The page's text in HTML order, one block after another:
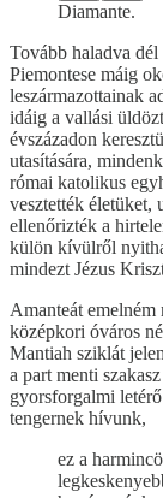
Diamante.
Tovább haladva
Piemontese máig
leszármazottainak
idáig a vallási
évszázadon
utasítására,
római katolikus
vesztették életüket,
ellenőrizték a
külön kívülről
mindezt Jézus
Amanteát emelném
középkori óváros
Mantiah sziklát
a part menti
gyorsforgalmi
tengernek hívunk,
ez a